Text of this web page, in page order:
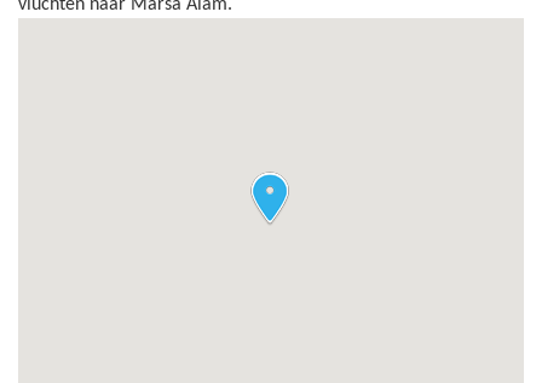
vluchten naar Marsa Alam.